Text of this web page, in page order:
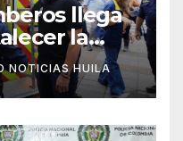
llega
la
del niño
NOTICIAS HUILA